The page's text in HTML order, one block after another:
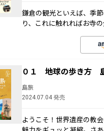
鎌倉の観光といえば、季
り、これに触れればお寺
０１ 地球の歩き方
島旅
2024.07.04 発売
ようこそ！世界遺産の教